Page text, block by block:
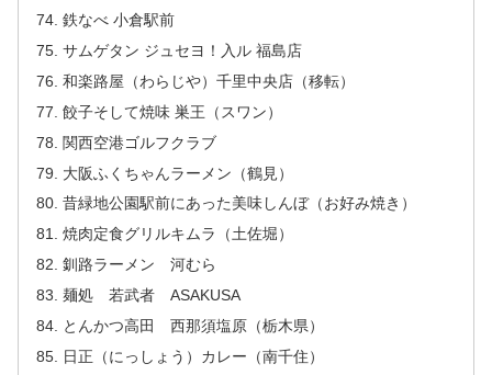
鉄なべ 小倉駅前
サムゲタン ジュセヨ！入ル 福島店
和楽路屋（わらじや）千里中央店（移転）
餃子そして焼味 巣王（スワン）
関西空港ゴルフクラブ
大阪ふくちゃんラーメン（鶴見）
昔緑地公園駅前にあった美味しんぼ（お好み焼き）
焼肉定食グリルキムラ（土佐堀）
釧路ラーメン 河むら
麺処 若武者 ASAKUSA
とんかつ高田 西那須塩原（栃木県）
日正（にっしょう）カレー（南千住）